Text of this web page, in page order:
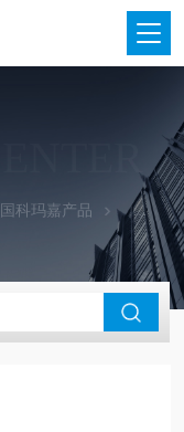
科玛嘉产品 科玛嘉